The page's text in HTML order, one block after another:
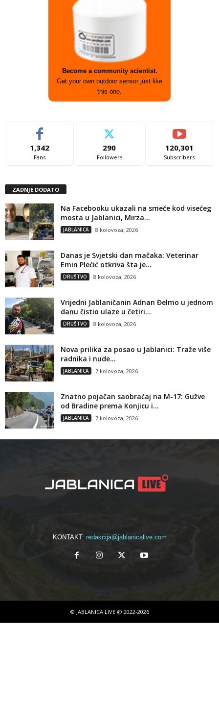
Become a community scientist.
Get your own outdoor sensor just like
this one.
1,342
Fans
290
Followers
120,301
Subscribers
ZADNJE DODATO
Na Facebooku ukazali na smeće kod visećeg
mosta u Jablanici, Mirza...
JABLANICA 8 kolovoza, 2026
Danas je Svjetski dan mačaka: Veterinar
Emin Plećić otkriva šta je...
DRUŠTVO 8 kolovoza, 2026
Vrijedni Jablaničanin Adnan Đelmo u jednom
danu čistio ulaze u četiri...
DRUŠTVO 8 kolovoza, 2026
Nova prilika za posao u Jablanici: Traže više
radnika i nude...
JABLANICA 7 kolovoza, 2026
Znatno pojačan saobraćaj na M-17: Gužve
od Bradine prema Konjicu i...
JABLANICA 7 kolovoza, 2026
KONTAKT: redakcija@jablanicalive.com
© JABLANICA LIVE @ 2022-2026